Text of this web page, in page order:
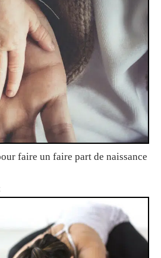
faire un faire part de naissance